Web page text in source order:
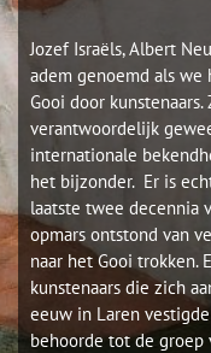
Jozef Israëls, Albert
adem genoemd als
Gooi door
verantwoordelijk
internationale
het bijzonder. Er is
laatste twee decennia
opmars ontstond van
naar het Gooi trokken.
kunstenaars die zich
eeuw in Laren
behoorde tot de groep